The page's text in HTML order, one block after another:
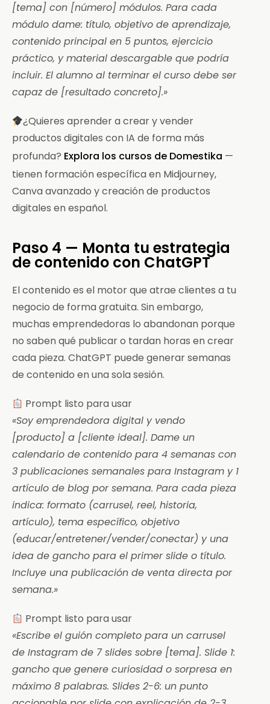
[tema] con [número] módulos. Para cada
módulo dame: título, objetivo de aprendizaje,
contenido principal en 5 puntos, ejercicio
práctico, y material descargable que podría
incluir. El alumno al terminar el curso debe ser
capaz de [resultado concreto].»
¿Quieres aprender a crear y vender
productos digitales con IA de forma más
profunda? Explora los cursos de Domestika —
tienen formación específica en Midjourney,
Canva avanzado y creación de productos
digitales en español.
Paso 4 — Monta tu estrategia
de contenido con ChatGPT
El contenido es el motor que atrae clientes a tu
negocio de forma gratuita. Sin embargo,
muchas emprendedoras lo abandonan porque
no saben qué publicar o tardan horas en crear
cada pieza. ChatGPT puede generar semanas
de contenido en una sola sesión.
Prompt listo para usar
«Soy emprendedora digital y vendo
[producto] a [cliente ideal]. Dame un
calendario de contenido para 4 semanas con
3 publicaciones semanales para Instagram y 1
artículo de blog por semana. Para cada pieza
indica: formato (carrusel, reel, historia,
artículo), tema específico, objetivo
(educar/entretener/vender/conectar) y una
idea de gancho para el primer slide o título.
Incluye una publicación de venta directa por
semana.»
Prompt listo para usar
«Escribe el guión completo para un carrusel
de Instagram de 7 slides sobre [tema]. Slide 1:
gancho que genere curiosidad o sorpresa en
máximo 8 palabras. Slides 2-6: un punto